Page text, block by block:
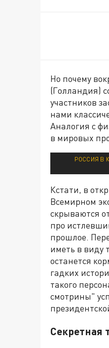
Но почему
(Голландия)
участников
нами
Аналогия с
в мировых
РОССИЯ В
Кстати, в
Всемирном
скрываются
про
прошлое.
иметь в виду
останется
гадких
такого
смотрины"
Секретная